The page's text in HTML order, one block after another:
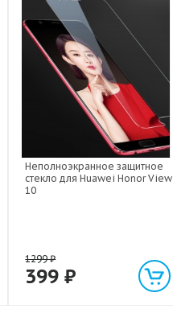
Неполноэкранное защитное
стекло для Huawei Honor View
10
1299₽
399₽